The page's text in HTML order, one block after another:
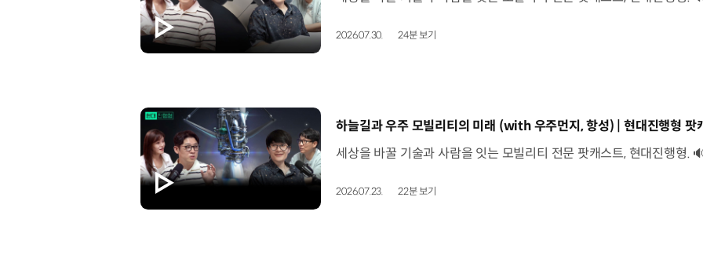
2026.07.30. 24분 보기
[동영상]
하늘길과 우주 모빌리티의 미래 (with 우주먼지, 항성) | 현대진행형 팟
2026.07.23. 22분 보기